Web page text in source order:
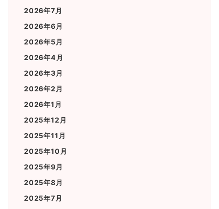
2026年7月
2026年6月
2026年5月
2026年4月
2026年3月
2026年2月
2026年1月
2025年12月
2025年11月
2025年10月
2025年9月
2025年8月
2025年7月